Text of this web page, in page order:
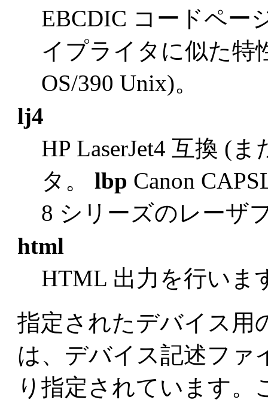
EBCDIC コードペー
イプライタに似た特
OS/390 Unix)。
lj4
HP LaserJet4 互換 (
タ。lbp Canon
8 シリーズのレーザ
html
HTML 出力を行いま
指定されたデバイス用
は、デバイス記述ファ
り指定されています。